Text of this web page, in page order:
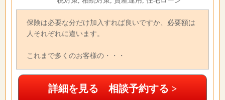
保険は必要な分だけ加入すれば良いですか、必要額は
人それぞれに違います。
これまで多くのお客様の・・・
詳細を見る 相談予約する >